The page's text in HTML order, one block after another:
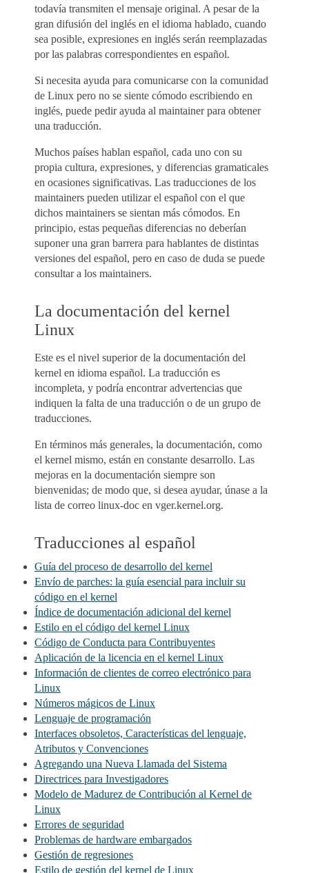
todavía transmiten el mensaje original. A pesar de la
gran difusión del inglés en el idioma hablado, cuando
sea posible, expresiones en inglés serán reemplazadas
por las palabras correspondientes en español.
Si necesita ayuda para comunicarse con la comunidad
de Linux pero no se siente cómodo escribiendo en
inglés, puede pedir ayuda al maintainer para obtener
una traducción.
Muchos países hablan español, cada uno con su
propia cultura, expresiones, y diferencias gramaticales
en ocasiones significativas. Las traducciones de los
maintainers pueden utilizar el español con el que
dichos maintainers se sientan más cómodos. En
principio, estas pequeñas diferencias no deberían
suponer una gran barrera para hablantes de distintas
versiones del español, pero en caso de duda se puede
consultar a los maintainers.
La documentación del kernel
Linux
Este es el nivel superior de la documentación del
kernel en idioma español. La traducción es
incompleta, y podría encontrar advertencias que
indiquen la falta de una traducción o de un grupo de
traducciones.
En términos más generales, la documentación, como
el kernel mismo, están en constante desarrollo. Las
mejoras en la documentación siempre son
bienvenidas; de modo que, si desea ayudar, únase a la
lista de correo linux-doc en vger.kernel.org.
Traducciones al español
Guía del proceso de desarrollo del kernel
Envío de parches: la guía esencial para incluir su
código en el kernel
Índice de documentación adicional del kernel
Estilo en el código del kernel Linux
Código de Conducta para Contribuyentes
Aplicación de la licencia en el kernel Linux
Información de clientes de correo electrónico para
Linux
Números mágicos de Linux
Lenguaje de programación
Interfaces obsoletos, Características del lenguaje,
Atributos y Convenciones
Agregando una Nueva Llamada del Sistema
Directrices para Investigadores
Modelo de Madurez de Contribución al Kernel de
Linux
Errores de seguridad
Problemas de hardware embargados
Gestión de regresiones
Estilo de gestión del kernel de Linux